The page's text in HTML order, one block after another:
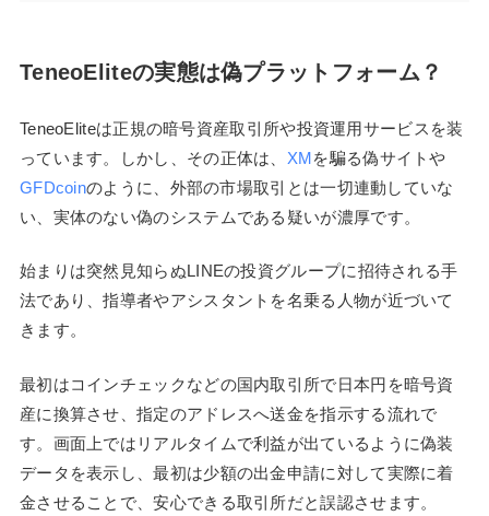
TeneoEliteの実態は偽プラットフォーム？
TeneoEliteは正規の暗号資産取引所や投資運用サービスを装
っています。しかし、その正体は、 XMを騙る偽サイトや
GFDcoinのように、外部の市場取引とは一切連動していな
い、実体のない偽のシステムである疑いが濃厚です。
始まりは突然見知らぬLINEの投資グループに招待される手
法であり、指導者やアシスタントを名乗る人物が近づいて
きます。
最初はコインチェックなどの国内取引所で日本円を暗号資
産に換算させ、指定のアドレスへ送金を指示する流れで
す。画面上ではリアルタイムで利益が出ているように偽装
データを表示し、最初は少額の出金申請に対して実際に着
金させることで、安心できる取引所だと誤認させます。